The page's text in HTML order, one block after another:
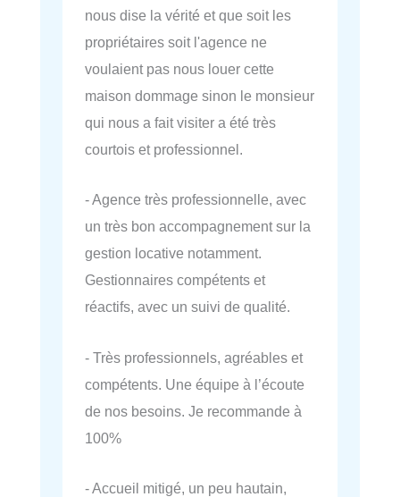
nous dise la vérité et que soit les
propriétaires soit l'agence ne
voulaient pas nous louer cette
maison dommage sinon le monsieur
qui nous a fait visiter a été très
courtois et professionnel.
- Agence très professionnelle, avec
un très bon accompagnement sur la
gestion locative notamment.
Gestionnaires compétents et
réactifs, avec un suivi de qualité.
- Très professionnels, agréables et
compétents. Une équipe à l’écoute
de nos besoins. Je recommande à
100%
- Accueil mitigé, un peu hautain,